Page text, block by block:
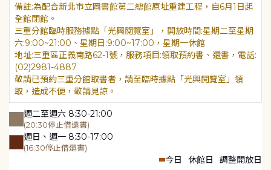
為配合新北市立圖書館第二總館原址重建工程，自6月1日起
全館閉館。
三重分館臨時服務據點「光興閱覽室」，開放時間:星期二至星期
六:9:00~21:00、星期日:9:00~17:00，星期一休館
地址:三重區正義南路62-1號，服務項目:領取預約書、還書，電話:
(02)2981-4887
敬請已預約三重分館取書者，請至臨時據點「光興閱覽室」領
取，造成不便，敬請見諒。
週二至週六 8:30-21:00
(20:30停止借還書)
週日、週一 8:30-17:00
(16:30停止借還書)
今日 休館日 調整開放日